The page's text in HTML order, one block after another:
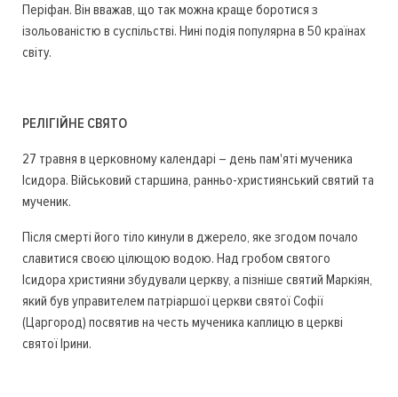
Періфан. Він вважав, що так можна краще боротися з
ізольованістю в суспільстві. Нині подія популярна в 50 країнах
світу.
РЕЛІГІЙНЕ СВЯТО
27 травня в церковному календарі – день пам'яті мученика
Ісидора. Військовий старшина, ранньо-християнський святий та
мученик.
Після смерті його тіло кинули в джерело, яке згодом почало
славитися своєю цілющою водою. Над гробом святого
Ісидора християни збудували церкву, а пізніше святий Маркіян,
який був управителем патріаршої церкви святої Софії
(Царгород) посвятив на честь мученика каплицю в церкві
святої Ірини.